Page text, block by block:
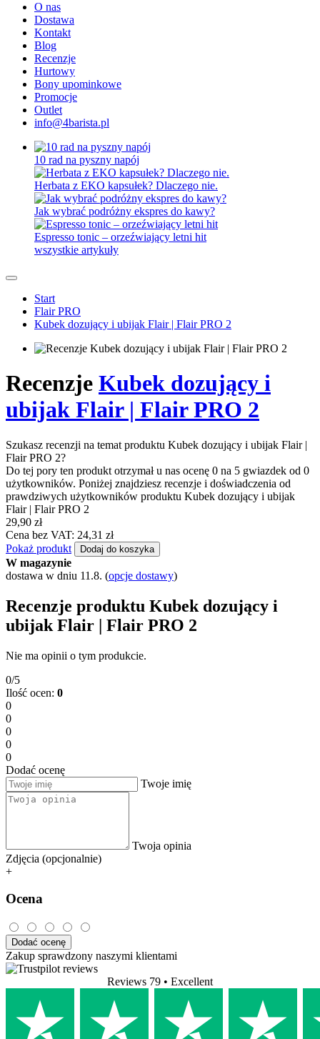
O nas
Dostawa
Kontakt
Blog
Recenzje
Hurtowy
Bony upominkowe
Promocje
Outlet
info@4barista.pl
10 rad na pyszny napój
Herbata z EKO kapsułek? Dlaczego nie.
Jak wybrać podróżny ekspres do kawy?
Espresso tonic – orzeźwiający letni hit
wszystkie artykuły
Start
Flair PRO
Kubek dozujący i ubijak Flair | Flair PRO 2
Recenzje Kubek dozujący i
ubijak Flair | Flair PRO 2
Szukasz recenzji na temat produktu Kubek dozujący i ubijak Flair |
Flair PRO 2?
Do tej pory ten produkt otrzymał u nas ocenę 0 na 5 gwiazdek od 0
użytkowników. Poniżej znajdziesz recenzje i doświadczenia od
prawdziwych użytkowników produktu Kubek dozujący i ubijak
Flair | Flair PRO 2
29,90 zł
Cena bez VAT: 24,31 zł
Pokaż produkt
Dodaj do koszyka
W magazynie
dostawa w dniu 11.8. (opcje dostawy)
Recenzje produktu Kubek dozujący i
ubijak Flair | Flair PRO 2
Nie ma opinii o tym produkcie.
0/5
Ilość ocen: 0
0
0
0
0
0
Dodać ocenę
Twoje imię
Twoja opinia
Zdjęcia (opcjonalnie)
+
Ocena
Dodać ocenę
Zakup sprawdzony naszymi klientami
Reviews 79 • Excellent